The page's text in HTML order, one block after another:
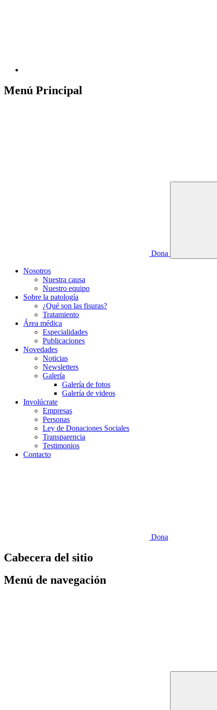
Menú Principal
Dona
Nosotros
Nuestra causa
Nuestro equipo
Sobre la patología
¿Qué son las fisuras?
Tratamiento
Área médica
Especialidades
Publicaciones
Novedades
Noticias
Newsletters
Galería
Galería de fotos
Galería de videos
Involúcrate
Empresas
Personas
Ley de Donaciones Sociales
Transparencia
Testimonios
Contacto
Dona
Cabecera del sitio
Menú de navegación